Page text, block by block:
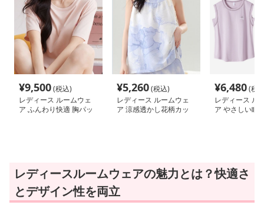
¥9,500(税込)
レディース ルームウェ
ア ふんわり快適 胸パッ
¥5,260(税込)
レディース ルームウェ
ア 涼感透かし花柄カッ
¥6,480(税
レディース ル
ア やさしい眠
レディースルームウェアの魅力とは？快適さ
とデザイン性を両立